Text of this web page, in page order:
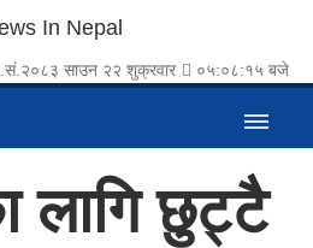
साउन २२ शुक्रवार ०५:०८:१५ बजे
लागि छुट्टै